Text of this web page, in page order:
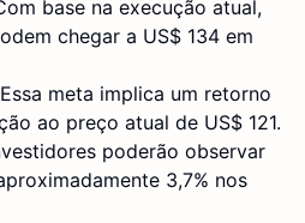
base na execução atual,
chegar a US$ 134 em
Essa meta implica um retorno
ao preço atual de US$ 121.
poderão observar
3,7% nos